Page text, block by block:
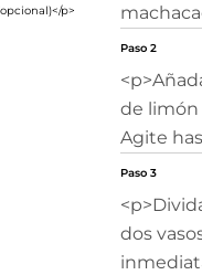
p>
Paso 2
de limón
Agite
Paso 3
dos